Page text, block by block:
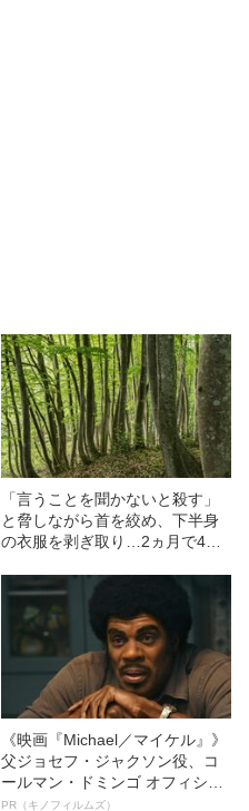
「言うことを聞かないと殺す」
と脅しながら首を絞め、下半身
の衣服を剥ぎ取り…2ヵ月で4人
レイプ魔」恐るべき犯行手口
《映画『Michael／マイケル』》
父ジョセフ・ジャクソン役、コ
ールマン・ドミンゴ オフィシャ
ルインタビュー“観客を魅了した
PR（キノフィルムズ）